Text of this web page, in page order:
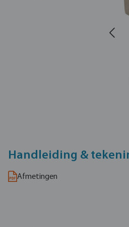
Handleiding &
Afmetingen